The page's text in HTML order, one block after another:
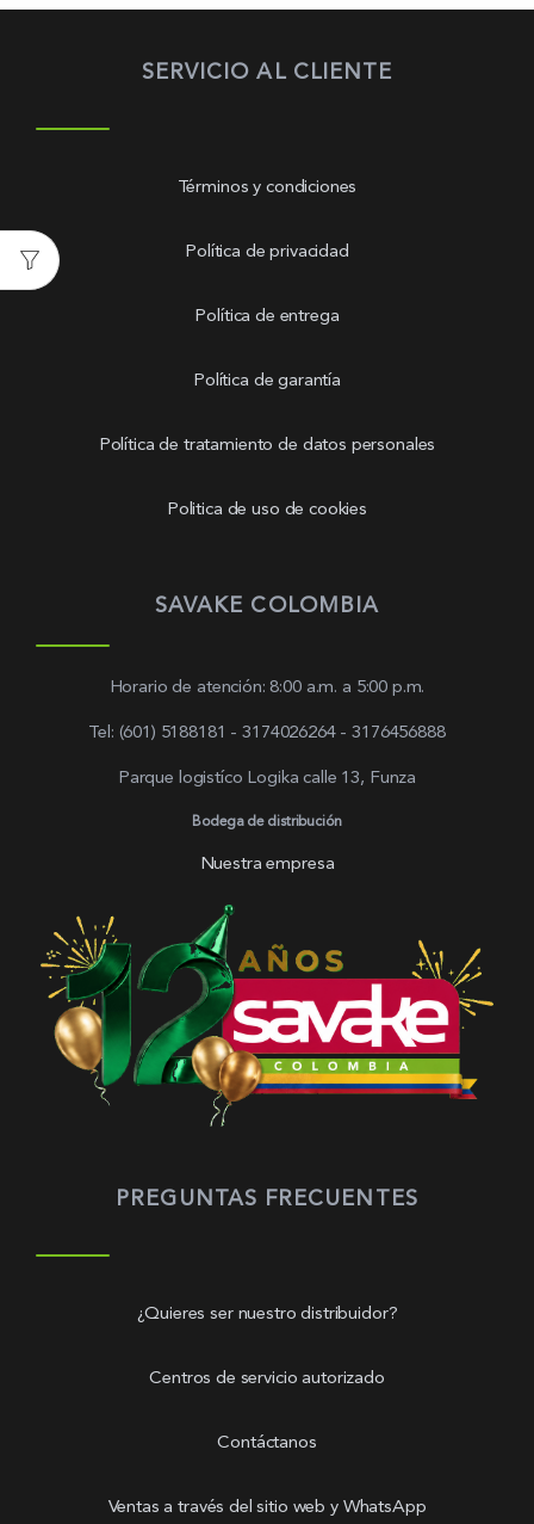
SERVICIO AL CLIENTE
Términos y condiciones
Política de privacidad
Política de entrega
Política de garantía
Política de tratamiento de datos personales
Politica de uso de cookies
SAVAKE COLOMBIA
Horario de atención: 8:00 a.m. a 5:00 p.m.
Tel: (601) 5188181 - 3174026264 - 3176456888
Parque logistíco Logika calle 13, Funza
Bodega de distribución
Nuestra empresa
PREGUNTAS FRECUENTES
¿Quieres ser nuestro distribuidor?
Centros de servicio autorizado
Contáctanos
Ventas a través del sitio web y WhatsApp